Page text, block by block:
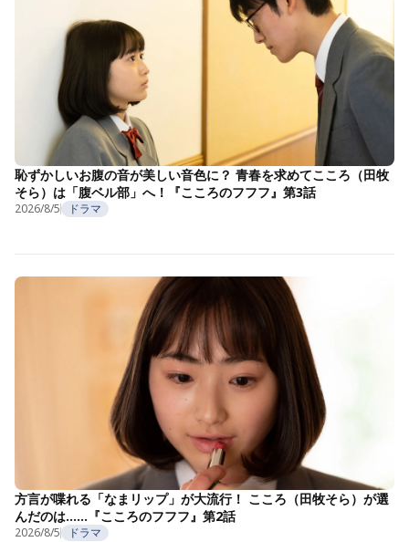
恥ずかしいお腹の音が美しい音色に？ 青春を求めてこころ（田牧
そら）は「腹ベル部」へ！『こころのフフフ』第3話
2026/8/5 ドラマ
方言が喋れる「なまリップ」が大流行！ こころ（田牧そら）が選
んだのは……『こころのフフフ』第2話
2026/8/5 ドラマ